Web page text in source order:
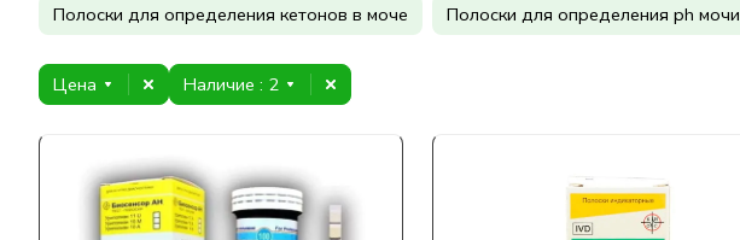
Полоски для определения кетонов в моче Полоски для определения ph мочи
Цена Наличие : 2